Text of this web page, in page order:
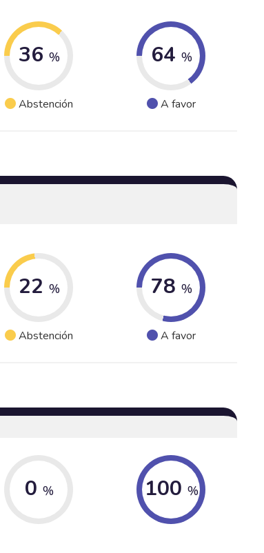
36 %
Abstención
64 %
A favor
22 %
Abstención
78 %
A favor
0 % 100 %